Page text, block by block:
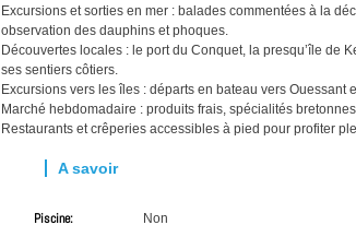
Excursions et sorties en mer : balades commentées à la
observation des dauphins et phoques.
Découvertes locales : le port du Conquet, la presqu’île de
ses sentiers côtiers.
Excursions vers les îles : départs en bateau vers Ouessant
Marché hebdomadaire : produits frais, spécialités
Restaurants et crêperies accessibles à pied pour profiter
Piscine: Non